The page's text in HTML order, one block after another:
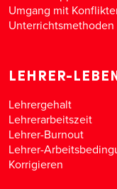
Umgang mit
Unterrichtsmethoden
LEHRER-
Lehrergehalt
Lehrerarbeitszeit
Lehrer-Burnout
Lehrer-
Korrigieren